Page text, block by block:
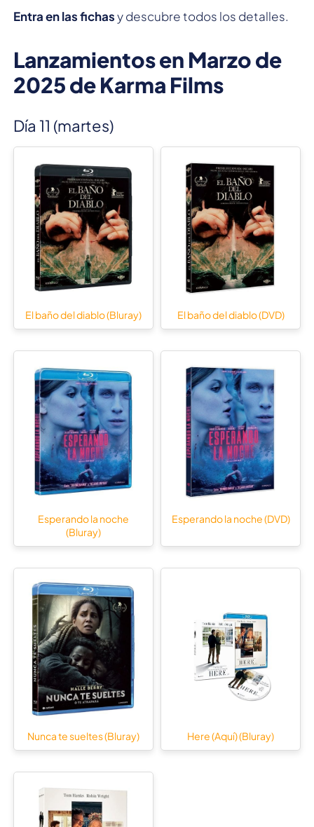
Entra en las fichasy descubre todos los detalles.
Lanzamientos en Marzo de
2025 de Karma Films
Día 11 (martes)
El baño del diablo (Bluray) El baño del diablo (DVD)
Esperando la noche
(Bluray)
Esperando la noche (DVD)
Nunca te sueltes (Bluray) Here (Aquí) (Bluray)